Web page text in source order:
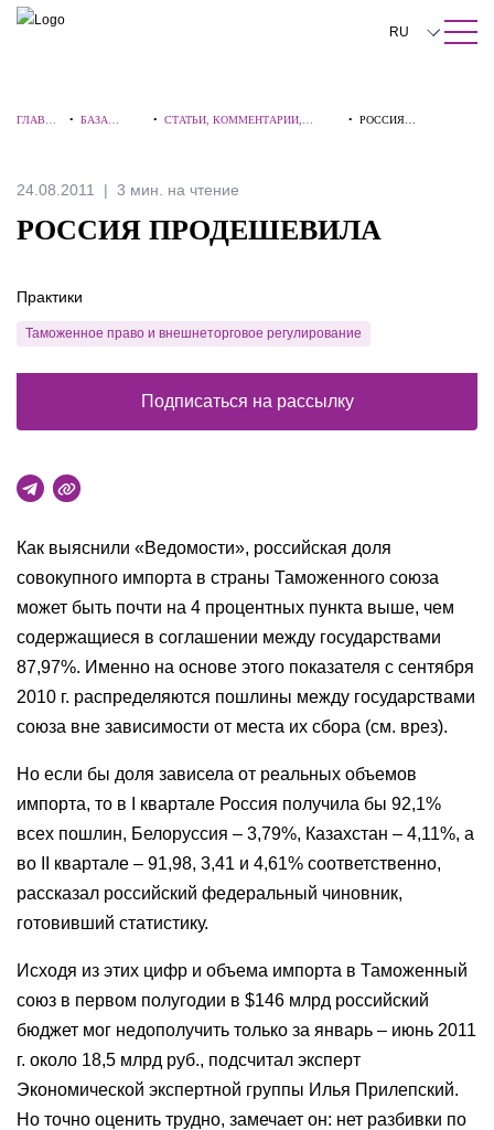
ПОИСК ПО САЙТУ Закрыть
RU
Português
ГЛАВНА
• БАЗА
• СТАТЬИ, КОММЕНТАРИИ,
•РОССИЯ
24.08.2011 3 мин. на чтение
РОССИЯ ПРОДЕШЕВИЛА
Как выяснили «Ведомости», российская доля
совокупного импорта в страны Таможенного союза
может быть почти на 4 процентных пункта выше, чем
содержащиеся в соглашении между государствами
87,97%. Именно на основе этого показателя с сентября
2010 г. распределяются пошлины между государствами
союза вне зависимости от места их сбора (см. врез).
Но если бы доля зависела от реальных объемов
импорта, то в I квартале Россия получила бы 92,1%
всех пошлин, Белоруссия – 3,79%, Казахстан – 4,11%, а
во II квартале – 91,98, 3,41 и 4,61% соответственно,
рассказал российский федеральный чиновник,
готовивший статистику.
Исходя из этих цифр и объема импорта в Таможенный
союз в первом полугодии в $146 млрд российский
бюджет мог недополучить только за январь – июнь 2011
г. около 18,5 млрд руб., подсчитал эксперт
Экономической экспертной группы Илья Прилепский.
Но точно оценить трудно, замечает он: нет разбивки по
Практики
Таможенное право и внешнеторговое регулирование
Подписаться на рассылку